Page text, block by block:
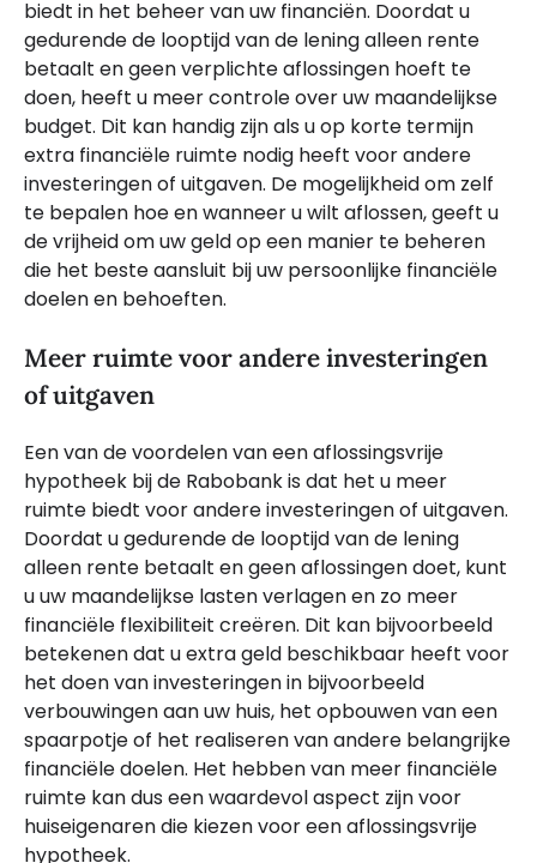
biedt in het beheer van uw financiën. Doordat u
gedurende de looptijd van de lening alleen rente
betaalt en geen verplichte aflossingen hoeft te
doen, heeft u meer controle over uw maandelijkse
budget. Dit kan handig zijn als u op korte termijn
extra financiële ruimte nodig heeft voor andere
investeringen of uitgaven. De mogelijkheid om zelf
te bepalen hoe en wanneer u wilt aflossen, geeft u
de vrijheid om uw geld op een manier te beheren
die het beste aansluit bij uw persoonlijke financiële
doelen en behoeften.
Meer ruimte voor andere investeringen
of uitgaven
Een van de voordelen van een aflossingsvrije
hypotheek bij de Rabobank is dat het u meer
ruimte biedt voor andere investeringen of uitgaven.
Doordat u gedurende de looptijd van de lening
alleen rente betaalt en geen aflossingen doet, kunt
u uw maandelijkse lasten verlagen en zo meer
financiële flexibiliteit creëren. Dit kan bijvoorbeeld
betekenen dat u extra geld beschikbaar heeft voor
het doen van investeringen in bijvoorbeeld
verbouwingen aan uw huis, het opbouwen van een
spaarpotje of het realiseren van andere belangrijke
financiële doelen. Het hebben van meer financiële
ruimte kan dus een waardevol aspect zijn voor
huiseigenaren die kiezen voor een aflossingsvrije
hypotheek.